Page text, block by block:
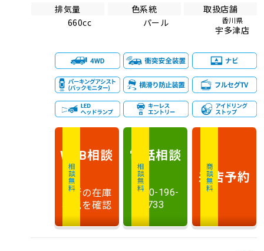
排気量
660cc
色系統
パール
取扱店舗
香川県
宇多津店
相談無料
WEB相談
最新の在庫
状況を確認
相談無料
電話相談
0120-196-
733
商談無料
来店予約